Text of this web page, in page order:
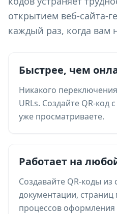
открытием веб-сайта-
каждый раз, когда вам
Быстрее, чем
Никакого
URLs. Создайте QR-код
уже просматриваете.
Работает на
Создавайте QR-коды из
документации,
процессов оформления